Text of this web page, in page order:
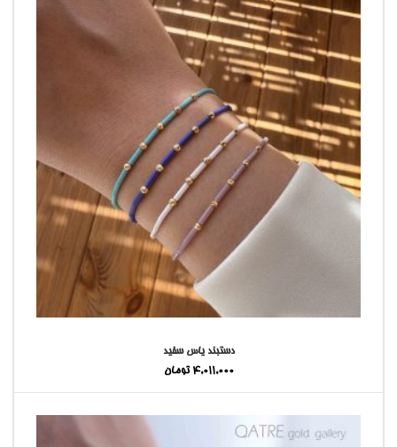
دستبند یاس سفید
4,011,000 تومان